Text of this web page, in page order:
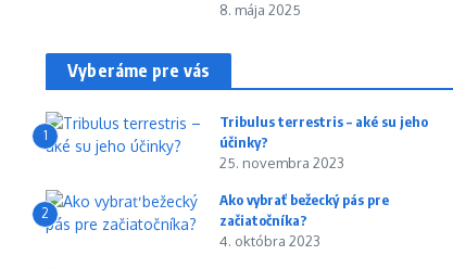
8. mája 2025
Vyberáme pre vás
1
Tribulus terrestris – aké su jeho
účinky?
25. novembra 2023
2
Ako vybrať bežecký pás pre
začiatočníka?
4. októbra 2023